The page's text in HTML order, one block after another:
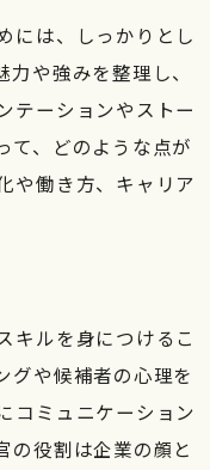
には、しっかりとし
や強みを整理し、
テーションやストー
て、どのような点が
や働き方、キャリア
キルを身につけるこ
グや候補者の心理を
コミュニケーション
の役割は企業の顔と